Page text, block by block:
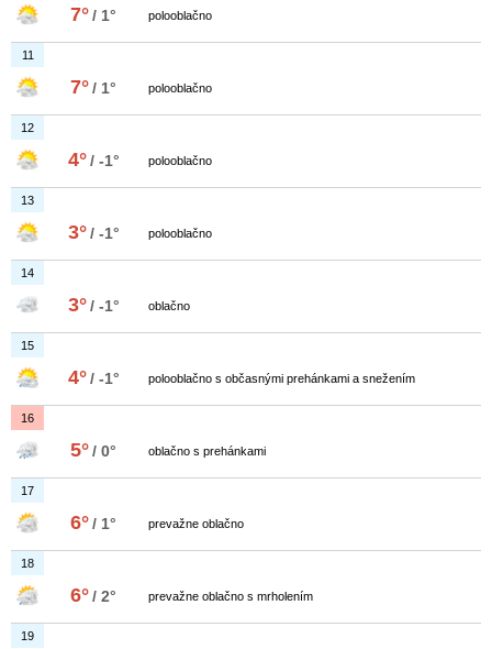
7°/ 1° polooblačno
11
7°/ 1° polooblačno
12
4° / -1° polooblačno
13
3° / -1° polooblačno
14
3° / -1° oblačno
15
4° / -1° polooblačno s občasnými prehánkami a snežením
16
5°/ 0° oblačno s prehánkami
17
6°/ 1° prevažne oblačno
18
6°/ 2° prevažne oblačno s mrholením
19